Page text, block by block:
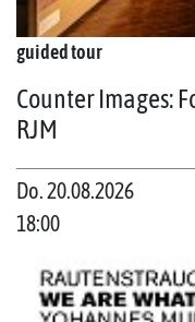
guided tour
Counter Images:
RJM
Do. 20.08.2026
18:00